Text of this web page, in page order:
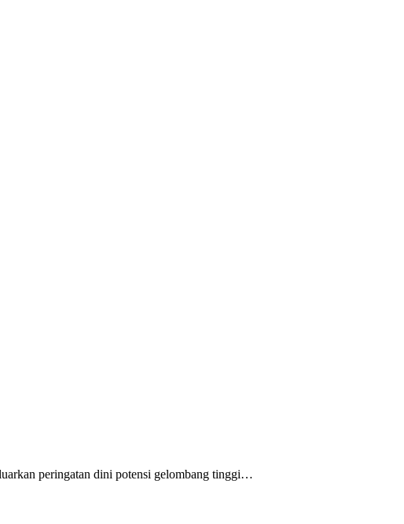
peringatan dini potensi gelombang tinggi…